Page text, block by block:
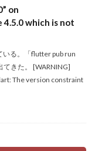
on
which is not
いる。「flutter pub run
きた。 [WARNING]
The version constraint